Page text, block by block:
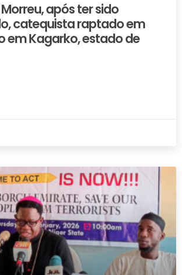
Morreu, após ter sido
catequista raptado em
em Kagarko, estado de